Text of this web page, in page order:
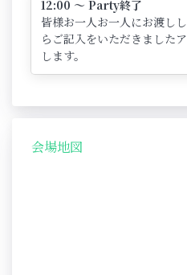
12:00 ～ Party終了
皆様お一人お一人にお渡し
らご記入をいただきました
します。
会場地図